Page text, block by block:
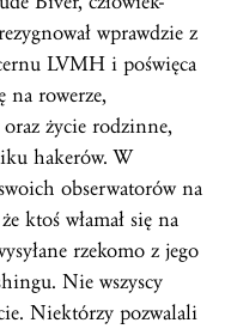
wprawdzie z
LVMH i poświęca
na rowerze,
życie rodzinne,
hakerów. W
obserwatorów na
ktoś włamał się na
rzekomo z jego
Nie wszyscy
Niektórzy pozwalali